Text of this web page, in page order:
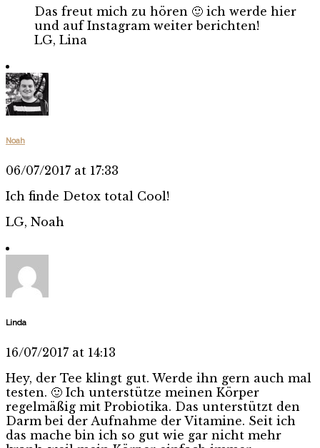
Das freut mich zu hören 🙂 ich werde hier
und auf Instagram weiter berichten!
LG, Lina
Noah
06/07/2017 at 17:33
Ich finde Detox total Cool!
LG, Noah
Linda
16/07/2017 at 14:13
Hey, der Tee klingt gut. Werde ihn gern auch mal
testen. 🙂 Ich unterstütze meinen Körper
regelmäßig mit Probiotika. Das unterstützt den
Darm bei der Aufnahme der Vitamine. Seit ich
das mache bin ich so gut wie gar nicht mehr